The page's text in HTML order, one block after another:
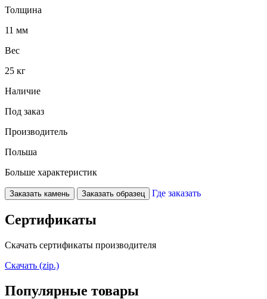
Толщина
11 мм
Вес
25 кг
Наличие
Под заказ
Производитель
Польша
Больше характеристик
Заказать камень Заказать образец Где заказать
Сертификаты
Скачать сертификаты производителя
Скачать (zip.)
Популярные товары